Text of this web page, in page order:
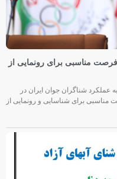
مناسبی برای رونمایی از
عملکرد شناگران جوان ایران در
برای شناسایی و رونمایی از